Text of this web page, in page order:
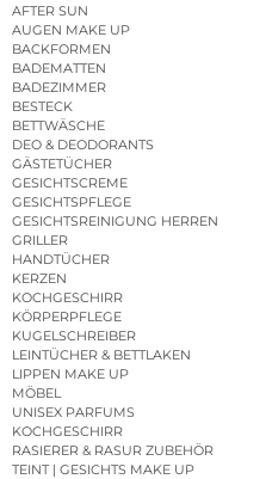
AFTER SUN
AUGEN MAKE UP
BACKFORMEN
BADEMATTEN
BADEZIMMER
BESTECK
BETTWÄSCHE
DEO & DEODORANTS
GÄSTETÜCHER
GESICHTSCREME
GESICHTSPFLEGE
GESICHTSREINIGUNG HERREN
GRILLER
HANDTÜCHER
KERZEN
KOCHGESCHIRR
KÖRPERPFLEGE
KUGELSCHREIBER
LEINTÜCHER & BETTLAKEN
LIPPEN MAKE UP
MÖBEL
UNISEX PARFUMS
KOCHGESCHIRR
RASIERER & RASUR ZUBEHÖR
TEINT | GESICHTS MAKE UP